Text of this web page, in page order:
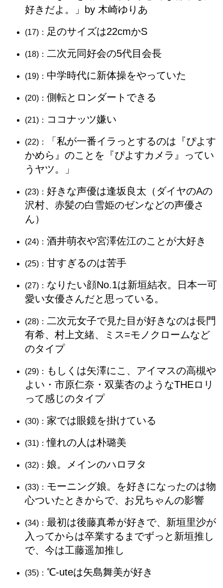
好きだよ。」by 木崎ゆりあ
(17)： 足のサイズは22cmかS
(18)： 二次元同好会の5代目会長
(19)： 中学時代に新体操をやっていた
(20)： 側転とロンダートできる
(21)： ココナッツ嫌い
(22)：
「私が一番イラっとするのは『ぴよす
かめら』のことを『ぴよすカメラ』ってい
うヤツ。」
(23)： 好きな声優は逢坂良太（ダイヤのAの
沢村、赤髪の白雪姫のゼンなどの声優さ
ん）
(24)： 酒井萌衣や宮澤佐江のことが大好き
(25)： 甘すぎるのは苦手
(27)： なりたい顔No.1は新垣結衣。日本一可
愛い女優さんだと思っている。
(28)： 二次元女子で見た目が好きなのは長門
有希、村上文緒、ミス=モノクロームなど
のタイプ
(29)： もしくは矢澤にこ、アイマスの高槻や
よい・市原仁奈・双葉杏のようなTHEロリ
って感じのタイプ
(30)： 家では眼鏡を掛けている
(31)：憧れの人は朴璐美
(32)： 娘。メインのハロヲタ
(33)： モーニング娘。を好きになったのは物
心ついたときからで、お兄ちゃんの影響
(34)： 最初は後藤真希が好きで、新垣里沙が
入ってからは卒業するまでずっと新垣推し
で、今は工藤遥加推し
(35)： ℃-uteは矢島舞美が好き